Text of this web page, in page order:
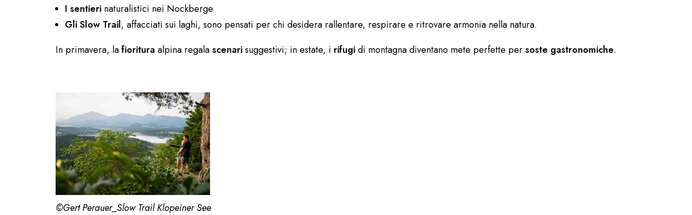
I sentieri naturalistici nei Nockberge
Gli Slow Trail, affacciati sui laghi, sono pensati per chi desidera rallentare, respirare e ritrovare armonia nella natura.
In primavera, lafioritura alpina regalascenarisuggestivi; in estate, i rifugidi montagna diventano mete perfette persoste gastronomiche.
©Gert Perauer_Slow Trail Klopeiner See